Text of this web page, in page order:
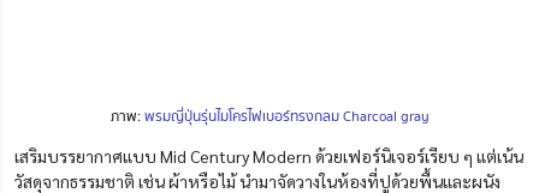
ภาพ:พรมญี่ปุ่นรุ่นไมโครไฟเบอร์ทรงกลม Charcoal gray
เสริมบรรยากาศแบบ Mid Century Modern ด้วยเฟอร์นิเจอร์เรียบ ๆ แต่เน้น
วัสดุจากธรรมชาติ เช่น ผ้าหรือไม้ นำมาจัดวางในห้องที่ปูด้วยพื้นและผนัง